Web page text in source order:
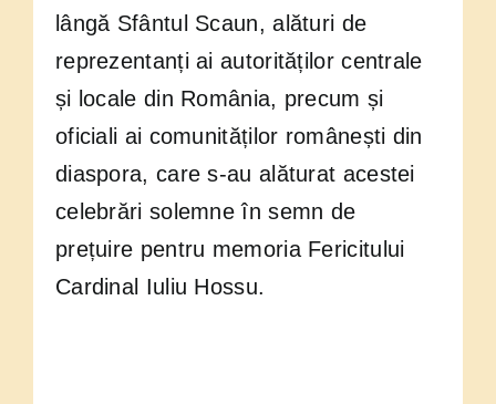
lângă Sfântul Scaun, alături de
reprezentanți ai autorităților centrale
și locale din România, precum și
oficiali ai comunităților românești din
diaspora, care s-au alăturat acestei
celebrări solemne în semn de
prețuire pentru memoria Fericitului
Cardinal Iuliu Hossu.